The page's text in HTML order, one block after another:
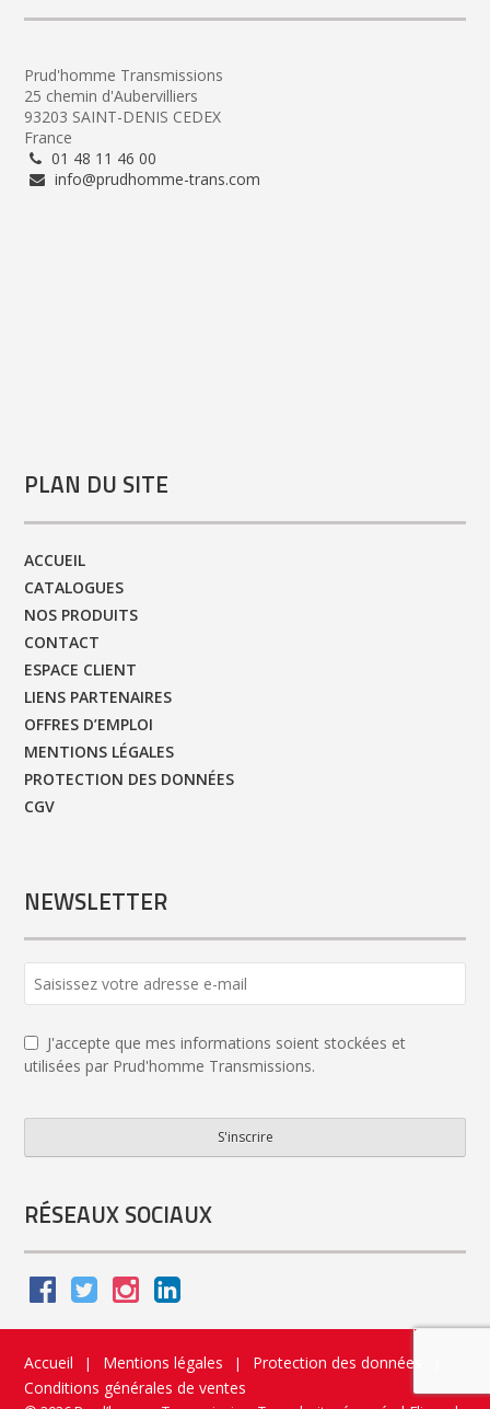
Prud'homme Transmissions
25 chemin d'Aubervilliers
93203 SAINT-DENIS CEDEX
France
01 48 11 46 00
info@prudhomme-trans.com
PLAN DU SITE
ACCUEIL
CATALOGUES
NOS PRODUITS
CONTACT
ESPACE CLIENT
LIENS PARTENAIRES
OFFRES D’EMPLOI
MENTIONS LÉGALES
PROTECTION DES DONNÉES
CGV
NEWSLETTER
J'accepte que mes informations soient stockées et
utilisées par Prud'homme Transmissions.
S'inscrire
Email *
RÉSEAUX SOCIAUX
Accueil | Mentions légales | Protection des données
Conditions générales de ventes